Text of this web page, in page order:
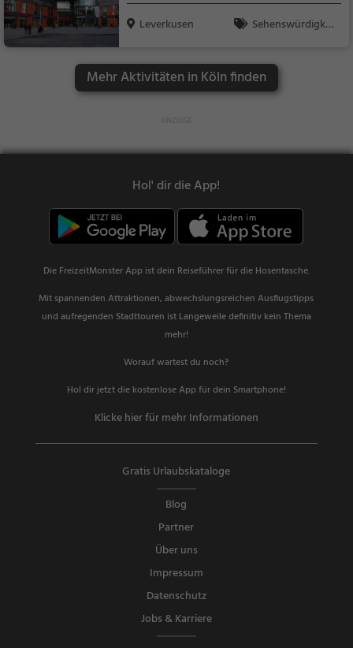
Leverkusen
Sehenswürdigkei
Mehr Aktivitäten in Köln finden
Hol' dir die App!
Die FreizeitMonster App ist dein Reiseführer für die Hosentasche.
Mit spannenden Attraktionen, abwechslungsreichen Ausflugstipps
und aufregenden Stadttouren ist Langeweile definitiv kein Thema
mehr!
Worauf wartest du noch?
Hol dir jetzt die kostenlose App für dein Smartphone!
Klicke hier für mehr Informationen
Gratis Urlaubskataloge
Blog
Partner
Über uns
Impressum
Datenschutz
Jobs & Karriere